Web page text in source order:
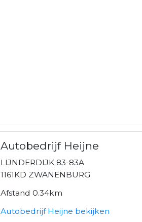
Autobedrijf Heijne
LIJNDERDIJK 83-83A
1161KD ZWANENBURG
Afstand 0.34km
Autobedrijf Heijne bekijken